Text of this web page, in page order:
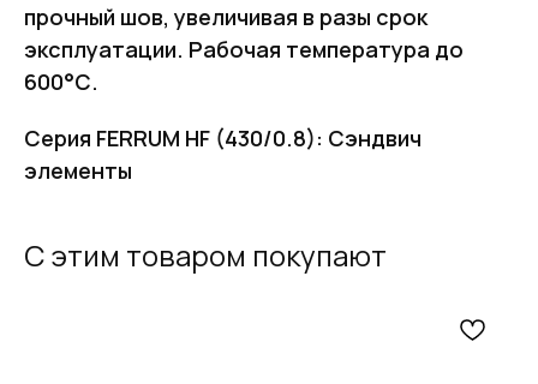
прочный шов, увеличивая в разы срок
эксплуатации. Рабочая температура до
600°С.
Серия FERRUM HF (430/0.8): Сэндвич
элементы
С этим товаром покупают
FERRUM